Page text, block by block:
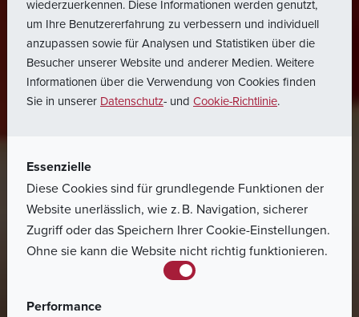
wiederzuerkennen. Diese Informationen werden genutzt,
um Ihre Benutzererfahrung zu verbessern und individuell
anzupassen sowie für Analysen und Statistiken über die
Besucher unserer Website und anderer Medien. Weitere
Informationen über die Verwendung von Cookies finden
Sie in unserer Datenschutz- und Cookie-Richtlinie.
Essenzielle
Diese Cookies sind für grundlegende Funktionen der
Website unerlässlich, wie z. B. Navigation, sicherer
Zugriff oder das Speichern Ihrer Cookie-Einstellungen.
Ohne sie kann die Website nicht richtig funktionieren.
Performance